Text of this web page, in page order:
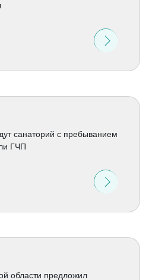
санаторий с пребыванием
ГЧП
области предложил